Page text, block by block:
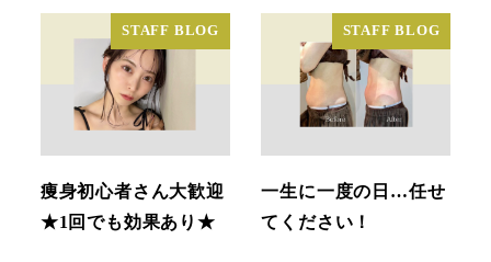
STAFF BLOG
痩身初心者さん大歓迎
★1回でも効果あり★
STAFF BLOG
一生に一度の日…任せ
てください！